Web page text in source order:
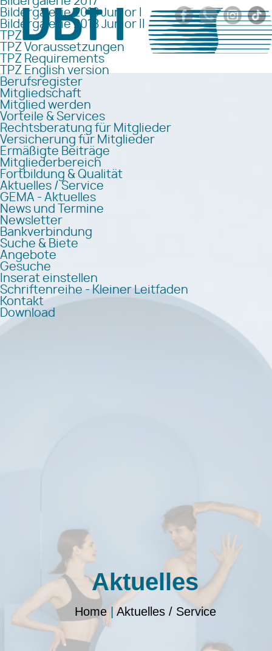
Bildergalerie 2018 Junior I
Bildergalerie 2018 Junior II
TPZ
TPZ Voraussetzungen
TPZ Requirements
TPZ English version
Berufsregister
Mitgliedschaft
Mitglied werden
Vorteile & Services
Rechtsberatung für Mitglieder
Versicherung für Mitglieder
Ermäßigte Beiträge
Mitgliederbereich
Fortbildung & Qualität
Aktuelles / Service
GEMA - Aktuelles
News und Termine
Newsletter
Bankverbindung
Suche & Biete
Angebote
Gesuche
Inserat einstellen
Schriftenreihe - Kleiner Leitfaden
Kontakt
Download
Aktuelles
Home| Aktuelles / Service